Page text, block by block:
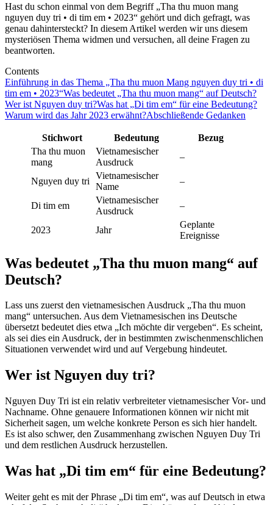
Hast du schon einmal von dem Begriff „Tha thu muon mang
nguyen duy tri • di tim em • 2023“ gehört und dich gefragt, was
genau dahintersteckt? In diesem Artikel werden wir uns diesem
mysteriösen Thema widmen und versuchen, all deine Fragen zu
beantworten.
Contents
Einführung in das Thema „Tha thu muon Mang nguyen duy tri • di
tim em • 2023“Was bedeutet „Tha thu muon mang“ auf Deutsch?
Wer ist Nguyen duy tri?Was hat „Di tim em“ für eine Bedeutung?
Warum wird das Jahr 2023 erwähnt?Abschließende Gedanken
Stichwort Bedeutung
Bezug
Tha thu muon
mang
Vietnamesischer
Ausdruck
–
Nguyen duy tri
Vietnamesischer
Name
–
Di tim em
Vietnamesischer
Ausdruck
–
2023 Jahr
Geplante
Ereignisse
Was bedeutet „Tha thu muon mang“ auf
Deutsch?
Lass uns zuerst den vietnamesischen Ausdruck „Tha thu muon
mang“ untersuchen. Aus dem Vietnamesischen ins Deutsche
übersetzt bedeutet dies etwa „Ich möchte dir vergeben“. Es scheint,
als sei dies ein Ausdruck, der in bestimmten zwischenmenschlichen
Situationen verwendet wird und auf Vergebung hindeutet.
Wer ist Nguyen duy tri?
Nguyen Duy Tri ist ein relativ verbreiteter vietnamesischer Vor- und
Nachname. Ohne genauere Informationen können wir nicht mit
Sicherheit sagen, um welche konkrete Person es sich hier handelt.
Es ist also schwer, den Zusammenhang zwischen Nguyen Duy Tri
und dem restlichen Ausdruck herzustellen.
Was hat „Di tim em“ für eine Bedeutung?
Weiter geht es mit der Phrase „Di tim em“, was auf Deutsch in etwa